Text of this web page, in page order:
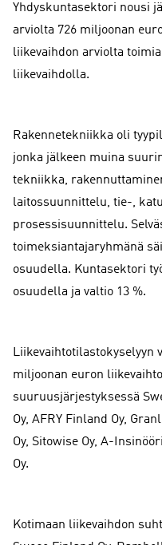
Yhdyskuntasektori nousi
arviolta 726 miljoonan
liikevaihdon arviolta
liikevaihdolla.
Rakennetekniikka oli
jonka jälkeen muina
tekniikka,
laitossuunnittelu, tie-,
prosessisuunnittelu.
toimeksiantajaryhmänä
osuudella. Kuntasektori
osuudella ja valtio 13 %.
Liikevaihtotilastokyselyyn
miljoonan euron
suuruusjärjestyksessä
Oy, AFRY Finland Oy,
Oy, Sitowise Oy, A-
Oy.
Kotimaan liikevaihdon